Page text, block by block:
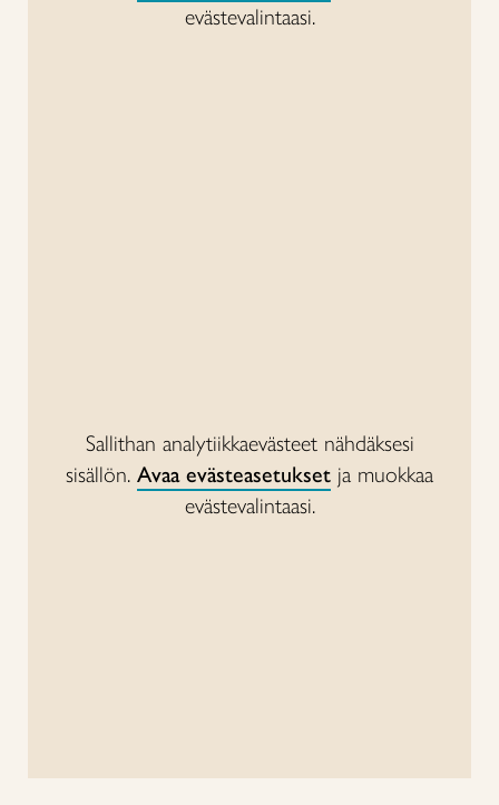
evästevalintaasi.
Sallithan analytiikkaevästeet nähdäksesi
sisällön. Avaa evästeasetukset ja muokkaa
evästevalintaasi.